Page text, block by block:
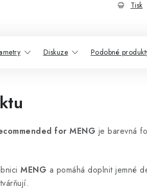
Tisk
Diskuze Podobné
for MENG je barevná
MENG a pomáhá doplnit jemné